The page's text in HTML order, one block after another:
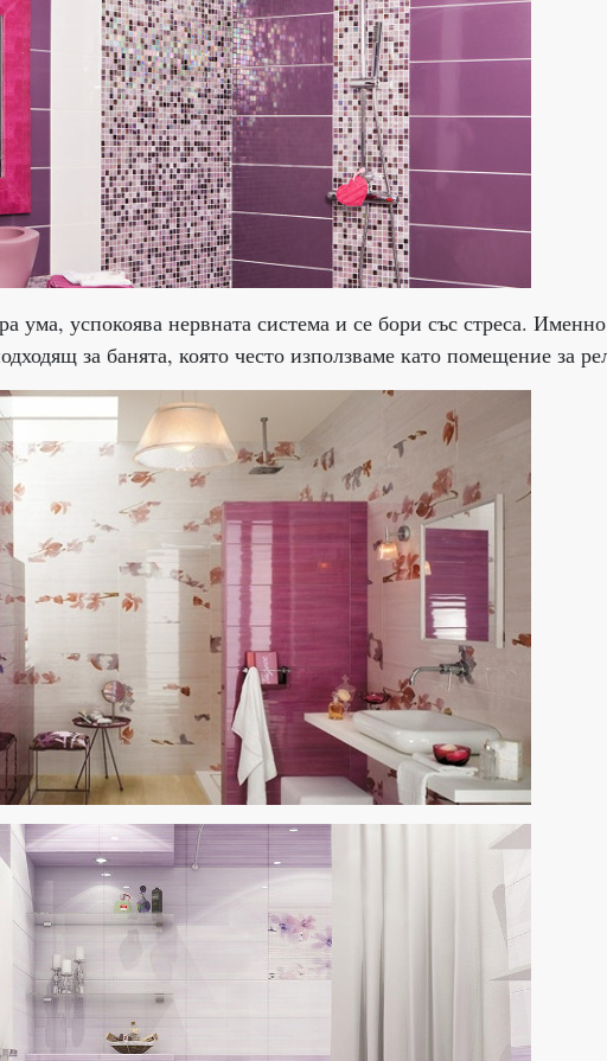
ума, успокоява нервната система и се бори със стреса.
за банята, която често използваме като помещение за